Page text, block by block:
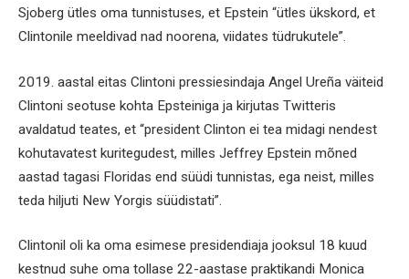
Sjoberg ütles oma tunnistuses, et Epstein “ütles ükskord, et
Clintonile meeldivad nad noorena, viidates tüdrukutele”.
2019. aastal eitas Clintoni pressiesindaja Angel Ureña väiteid
Clintoni seotuse kohta Epsteiniga ja kirjutas Twitteris
avaldatud teates, et “president Clinton ei tea midagi nendest
kohutavatest kuritegudest, milles Jeffrey Epstein mõned
aastad tagasi Floridas end süüdi tunnistas, ega neist, milles
teda hiljuti New Yorgis süüdistati”.
Clintonil oli ka oma esimese presidendiaja jooksul 18 kuud
kestnud suhe oma tollase 22-aastase praktikandi Monica